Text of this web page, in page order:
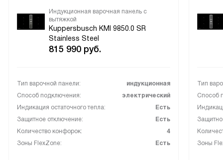
Индукционная варочная панель с
вытяжкой
Kuppersbusch KMI 9850.0 SR
Stainless Steel
815 990 руб.
Тип варочной панели:
индукционная
Способ подключения:
электрический
Индикация остаточного тепла:
Есть
Защитное отключение:
Есть
Количество конфорок:
4
Зоны FlexZone:
Есть
Тип
Способ
Зоны